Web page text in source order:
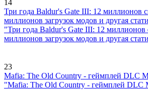
14
Три года Baldur's Gate III: 12 миллионов
миллионов загрузок модов и другая
"Три года Baldur's Gate III: 12 миллионов
миллионов загрузок модов и другая
23
Mafia: The Old Country - геймплей DLC
"Mafia: The Old Country - геймплей DLC